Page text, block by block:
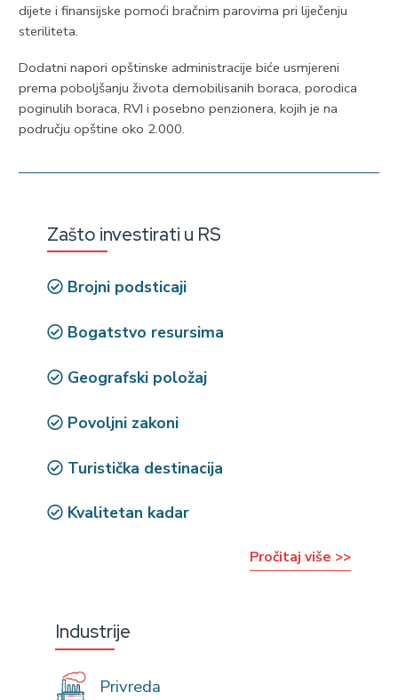
dijete i finansijske pomoći bračnim parovima pri liječenju
steriliteta.
Dodatni napori opštinske administracije biće usmjereni
prema poboljšanju života demobilisanih boraca, porodica
poginulih boraca, RVI i posebno penzionera, kojih je na
području opštine oko 2.000.
Zašto investirati u RS
Brojni podsticaji
Bogatstvo resursima
Geografski položaj
Povoljni zakoni
Turistička destinacija
Kvalitetan kadar
Pročitaj više >>
Industrije
Privreda